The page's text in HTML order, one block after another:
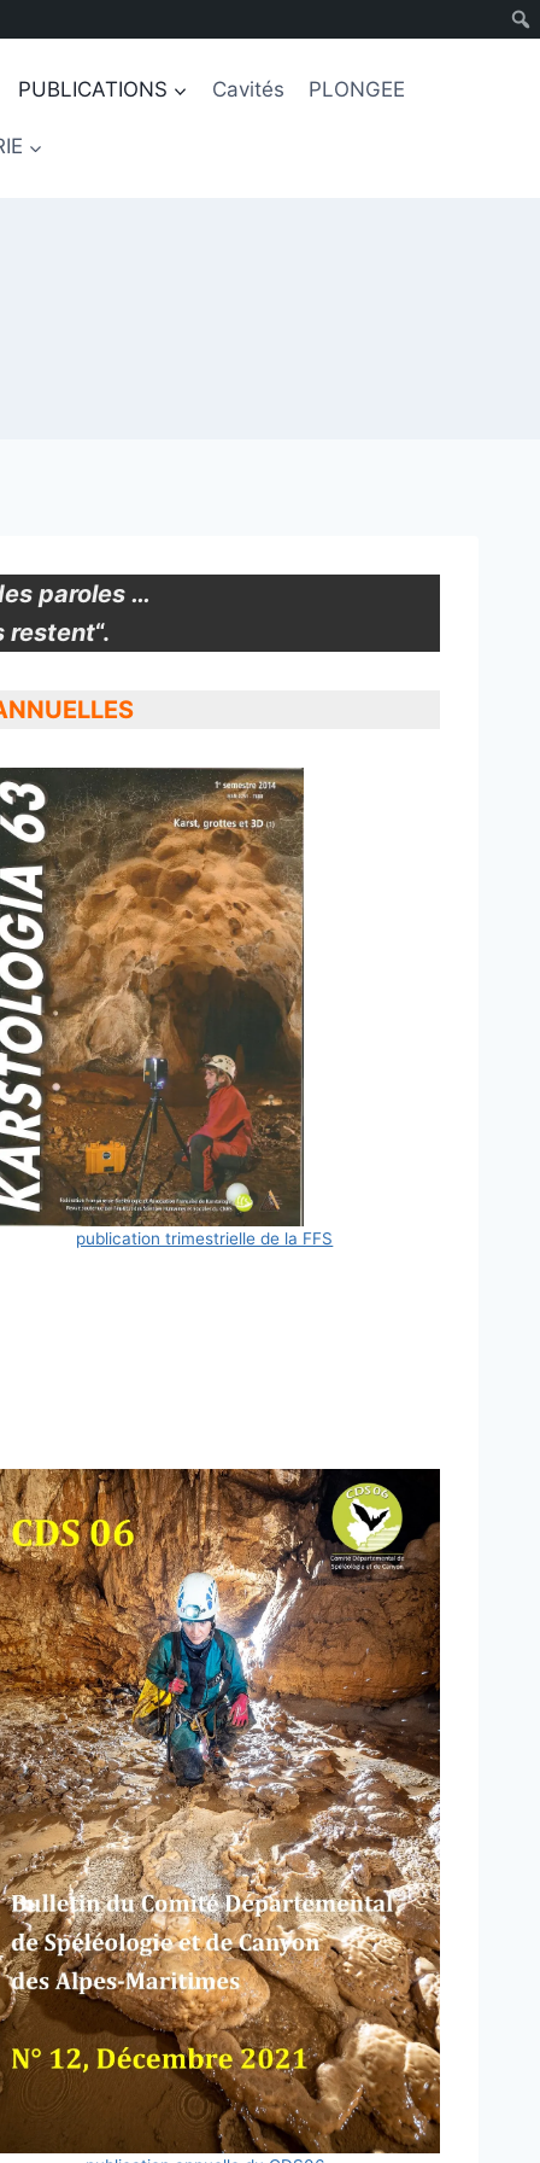
PUBLICATIONS Cavités PLONGEE
paroles …
restent“.
publication trimestrielle de la FFS